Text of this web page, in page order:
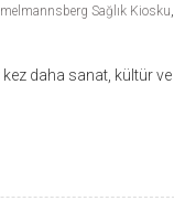
Sağlık Kiosku,
daha sanat, kültür ve